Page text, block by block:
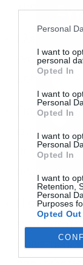
Personal
I want to
personal
Opted In
I want to
Personal
Opted In
I want to
Personal
Opted In
I want to
Retention,
Personal
Purposes
Opted Out
γνωρίζετε
Σελήνης.
Για
σεληνιακής
άνω των
Η στιγμή
φαίνεται